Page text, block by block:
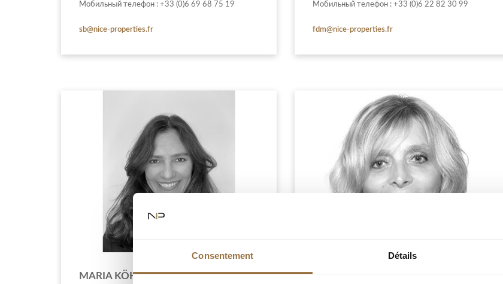
Consentement Détails
Мобильный телефон : +33 (0)6 69 68 75 19
sb@nice-properties.fr
Мобильный телефон : +33 (0)6 22 82 30 99
fdm@nice-properties.fr
MARIA KÖHN BRITEZ